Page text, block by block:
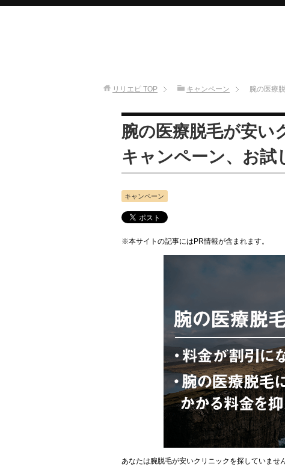
リリエピ TOP キャンペーン 腕の医療
腕の医療脱毛が安い
キャンペーン、お試
キャンペーン
※本サイトの記事にはPR情報が含まれます。
あなたは腕脱毛が安いクリニックを探していませ